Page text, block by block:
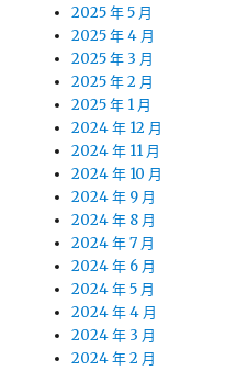
2025 年 5 月
2025 年 4 月
2025 年 3 月
2025 年 2 月
2025 年 1 月
2024 年 12 月
2024 年 11 月
2024 年 10 月
2024 年 9 月
2024 年 8 月
2024 年 7 月
2024 年 6 月
2024 年 5 月
2024 年 4 月
2024 年 3 月
2024 年 2 月